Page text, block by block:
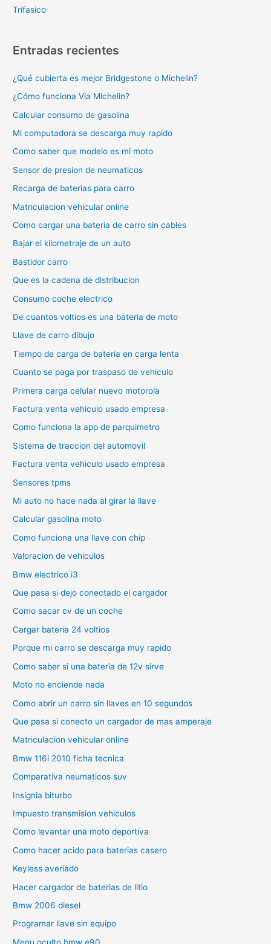
Trifasico
Entradas recientes
¿Qué cubierta es mejor Bridgestone o Michelin?
¿Cómo funciona Via Michelin?
Calcular consumo de gasolina
Mi computadora se descarga muy rapido
Como saber que modelo es mi moto
Sensor de presion de neumaticos
Recarga de baterias para carro
Matriculacion vehicular online
Como cargar una bateria de carro sin cables
Bajar el kilometraje de un auto
Bastidor carro
Que es la cadena de distribucion
Consumo coche electrico
De cuantos voltios es una bateria de moto
Llave de carro dibujo
Tiempo de carga de bateria en carga lenta
Cuanto se paga por traspaso de vehiculo
Primera carga celular nuevo motorola
Factura venta vehiculo usado empresa
Como funciona la app de parquimetro
Sistema de traccion del automovil
Factura venta vehiculo usado empresa
Sensores tpms
Mi auto no hace nada al girar la llave
Calcular gasolina moto
Como funciona una llave con chip
Valoracion de vehiculos
Bmw electrico i3
Que pasa si dejo conectado el cargador
Como sacar cv de un coche
Cargar bateria 24 voltios
Porque mi carro se descarga muy rapido
Como saber si una bateria de 12v sirve
Moto no enciende nada
Como abrir un carro sin llaves en 10 segundos
Que pasa si conecto un cargador de mas amperaje
Matriculacion vehicular online
Bmw 116i 2010 ficha tecnica
Comparativa neumaticos suv
Insignia biturbo
Impuesto transmision vehiculos
Como levantar una moto deportiva
Como hacer acido para baterias casero
Keyless averiado
Hacer cargador de baterias de litio
Bmw 2006 diesel
Programar llave sin equipo
Menu oculto bmw e90